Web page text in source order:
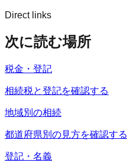
Direct links
次に読む場所
税金・登記
相続税と登記を確認する
地域別の相続
都道府県別の見方を確認する
登記・名義